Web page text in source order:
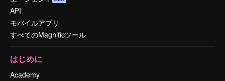
API
モバイルアプリ
すべてのMagnificツール
はじめに
Academy